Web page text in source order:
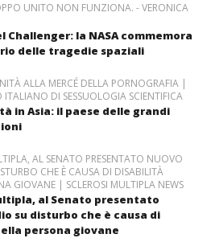
UNITO NON FUNZIONA. - VERONICA
Challenger: la NASA commemora
delle tragedie spaziali
ALLA MERCÉ DELLA PORNOGRAFIA |
ITALIANO DI SESSUOLOGIA SCIENTIFICA
in Asia: il paese delle grandi
AL SENATO PRESENTATO NUOVO
CHE È CAUSA DI DISABILITÀ
GIOVANE | SCLEROSI MULTIPLA NEWS
al Senato presentato
su disturbo che è causa di
persona giovane